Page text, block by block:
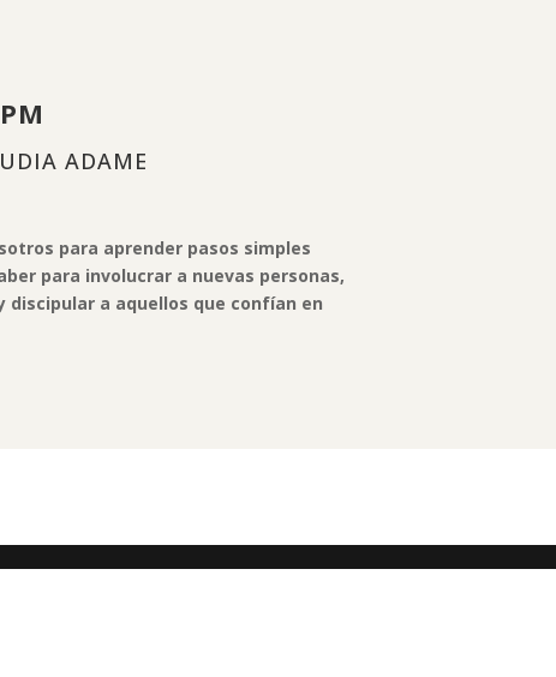
ADAME
para aprender pasos simples
para involucrar a nuevas personas,
a aquellos que confían en